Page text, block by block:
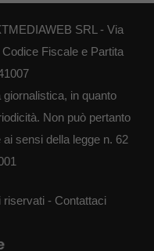
SRL - Via
Fiscale e Partita
in quanto
Non può pertanto
sensi della legge n. 62
riservati - Contattaci